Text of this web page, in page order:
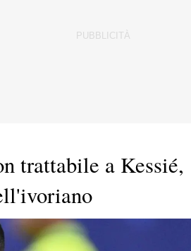
trattabile a Kessié,